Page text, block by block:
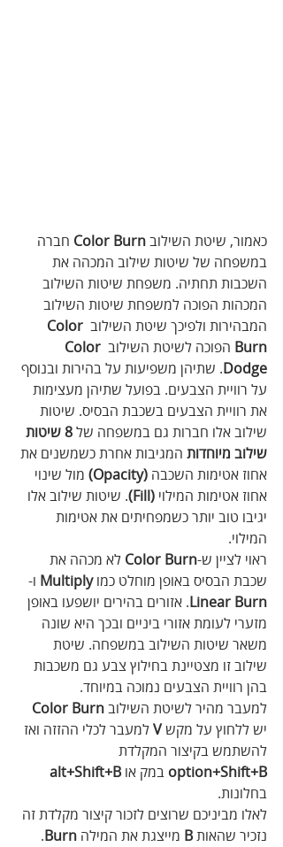
כאמור, שיטת השילוב Color Burn חברה
במשפחה של שיטות שילוב המכהה את
השכבות תחתיה. משפחת שיטות השילוב
המכהות הפוכה למשפחת שיטות השילוב
המבהירות ולפיכך שיטת השילוב Color
Burn הפוכה לשיטת השילוב Color
Dodge. שתיהן משפיעות על בהירות ובנוסף
על רוויית הצבעים. בפועל שתיהן מעצימות
את רוויית הצבעים בשכבת הבסיס. שיטות
שילוב אלו חברות גם במשפחה של
8 שיטות
שילוב מיוחדות המגיבות אחרת כשמשנים את
אחוז אטימות השכבה (Opacity)
מול שינוי
אחוז אטימות המילוי (Fill)
. שיטות שילוב אלו
יגיבו טוב יותר כשמפחיתים את אטימות
המילוי.
ראוי לציין ש-Color Burn לא מכהה את
שכבת הבסיס באופן מוחלט כמו Multiply ו-
Linear Burn. אזורים בהירים יושפעו באופן
מזערי לעומת אזורי ביניים ובכך היא שונה
משאר שיטות השילוב במשפחה. שיטת
שילוב זו מצטיינת בחילוץ צבע גם משכבות
בהן רוויית הצבעים נמוכה במיוחד.
למעבר מהיר לשיטת השילוב Color Burn
יש ללחוץ על מקש V למעבר לכלי ההזזה ואז
להשתמש בקיצור המקלדת
option+Shift+B במק או alt+Shift+B
בחלונות.
לאלו מביניכם שרוצים לזכור קיצור מקלדת זה
נזכיר שהאות B מייצגת את המילה Burn
.